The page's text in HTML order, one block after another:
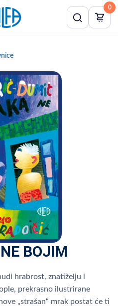
0
BOJIM
hrabrost, znatiželju i
prekrasno ilustrirane
„strašan“ mrak postat će ti